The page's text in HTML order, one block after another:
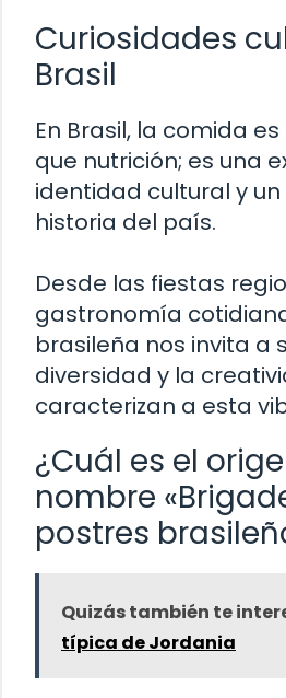
Curiosidades
Brasil
En Brasil, la comida
que nutrición; es una
identidad cultural y
historia del país.
Desde las fiestas
gastronomía
brasileña nos invita a
diversidad y la
caracterizan a esta
¿Cuál es el
nombre
postres
Quizás también te
típica de Jordania